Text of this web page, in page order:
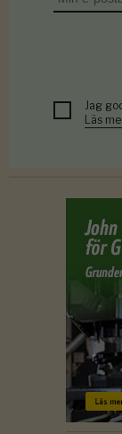
Jag
Läs